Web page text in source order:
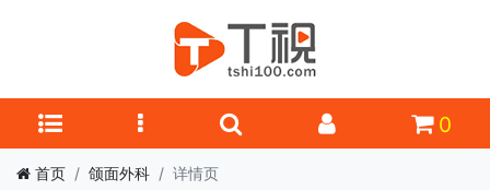
0
首页 颌面外科 详情页